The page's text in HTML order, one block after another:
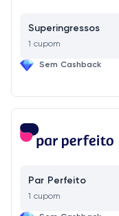
Superingressos
1 cupom
Sem Cashback
Par Perfeito
1 cupom